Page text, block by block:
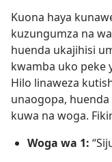
Kuona haya
kuzungumza na
huenda ukajihisi
kwamba uko peke
Hilo linaweza
unaogopa,
kuwa na woga.
Woga wa 1: